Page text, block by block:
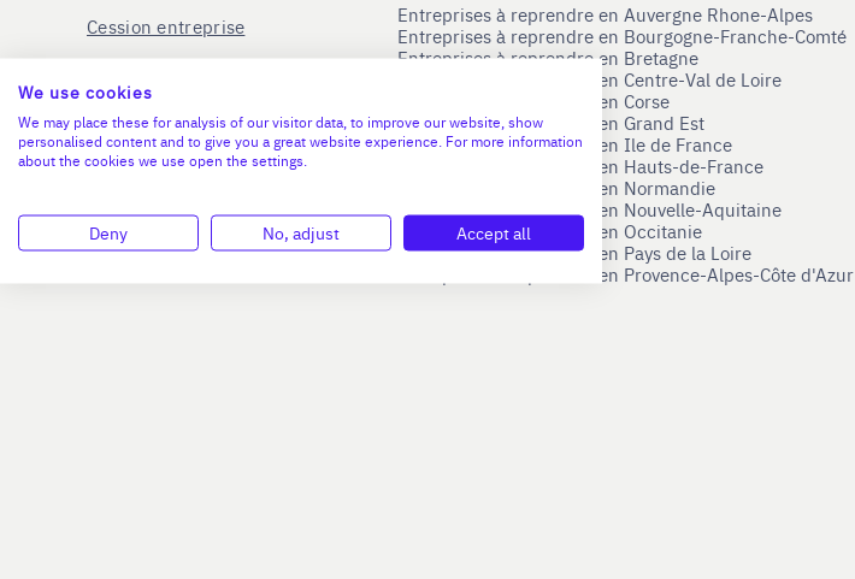
Cession entreprise
Blog
Nous contacter
Mentions légales
Entreprises à reprendre en Auvergne Rhone-Alpes
Entreprises à reprendre en Bourgogne-Franche-Comté
Entreprises à reprendre en Bretagne
Entreprises à reprendre en Centre-Val de Loire
Entreprises à reprendre en Corse
Entreprises à reprendre en Grand Est
Entreprises à reprendre en Ile de France
Entreprises à reprendre en Hauts-de-France
Entreprises à reprendre en Normandie
Entreprises à reprendre en Nouvelle-Aquitaine
Entreprises à reprendre en Occitanie
Entreprises à reprendre en Pays de la Loire
Entreprises à reprendre en Provence-Alpes-Côte d'Azur
We use cookies
We may place these for analysis of our visitor data, to improve our website, show
personalised content and to give you a great website experience. For more information
about the cookies we use open the settings.
Deny No, adjust Accept all